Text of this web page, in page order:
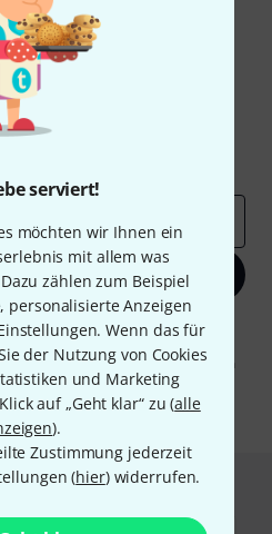
serviert!
möchten wir Ihnen ein
mit allem was
zählen zum Beispiel
personalisierte Anzeigen
Wenn das für
der Nutzung von Cookies
und Marketing
auf „Geht klar“ zu (alle
).
Zustimmung jederzeit
(hier) widerrufen.
Newsletter
und gewinne mit
anmelden
stimmen Sie dem Erhalt von E-Mail-
E-Mail-Nutzungsverhaltens zu. Die
Weitere Informationen finden Sie in
.